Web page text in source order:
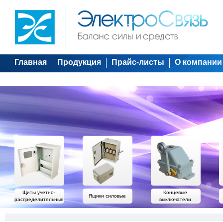
Главная Продукция Прайс-листы О компании
Щиты учетно-
распределительные
Ящики силовые
Концевые
выключатели